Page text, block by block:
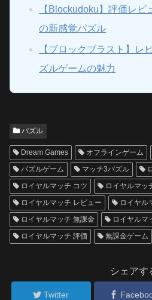
【Blockudoku】評価レビ
の新感覚パズル
【ブロックブラスト】レ
ズルゲームの魅力
パズル
Dream Games オフラインゲーム
パズルゲーム
マッチ3パズル
ロイヤルマッチ コツ
ロイヤルマッ
ロイヤルマッチ レビュー
ロイヤル
ロイヤルマッチ 無課金
ロイヤルマ
ロイヤルマッチ 評価
無課金ゲーム
シェアす
Twitter